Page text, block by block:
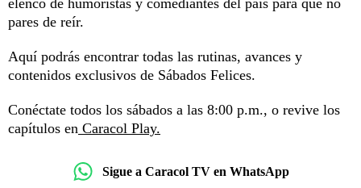
elenco de humoristas y comediantes del país para que no
pares de reír.
Aquí podrás encontrar todas las rutinas, avances y
contenidos exclusivos de Sábados Felices.
Conéctate todos los sábados a las 8:00 p.m., o revive los
capítulos en Caracol Play.
Sigue a Caracol TV en WhatsApp